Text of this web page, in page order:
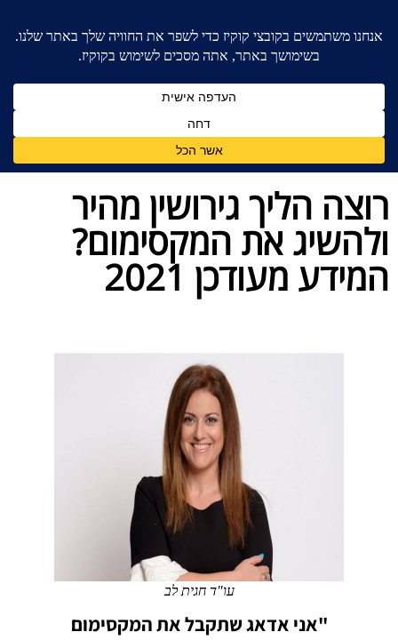
בלוג מאמרים - משרד עורכי דין לענייני משפחה
רוצה הליך גירושין מהיר ולהשיג את המקסימום? המידע
רוצה הליך גירושין מהיר
ולהשיג את המקסימום?
המידע מעודכן 2021
עו"ד חגית לב
"אני אדאג שתקבל את המקסימום